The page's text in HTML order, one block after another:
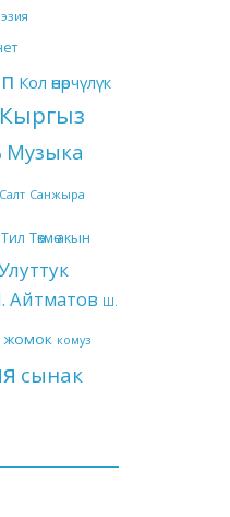
Кол өнөрчүлүк
Кыргыз
Музыка
Салт Санжыра
Тил Төкмө акын
Айтматов Ш.
жомок комуз
сынак